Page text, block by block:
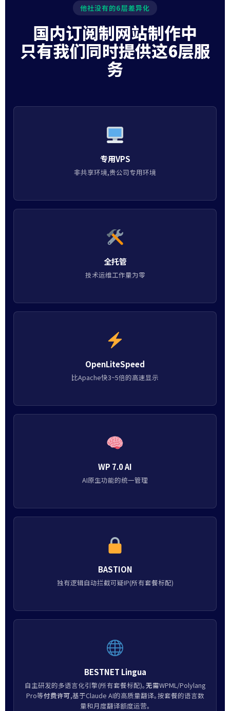
他社没有的6层差异化
国内订阅制网站制作中
只有我们同时提供这6层服
务
专用VPS
非共享环境,贵公司专用环境
全托管
技术运维工作量为零
OpenLiteSpeed
比Apache快3~5倍的高速显示
WP 7.0 AI
AI原生功能的统一管理
BASTION
独有逻辑自动拦截可疑IP(所有套餐标配)
BESTNET Lingua
自主研发的多语言化引擎(所有套餐标配)。无需WPML/Polylang
Pro等付费许可,基于Claude AI的高质量翻译。按套餐的语言数
量和月度翻译额度运营。